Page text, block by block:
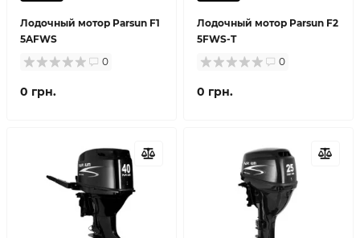
Лодочный мотор Parsun F1
5AFWS
0
0 грн.
Лодочный мотор Parsun F2
5FWS-T
0
0 грн.